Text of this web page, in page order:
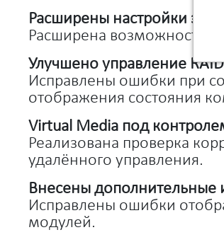
Расширены настройки
Расширена возможность
Улучшено управление
Исправлены ошибки при
отображения состояния
Virtual Media под
Реализована проверка
удалённого управления.
Внесены дополнительные
Исправлены ошибки
модулей.